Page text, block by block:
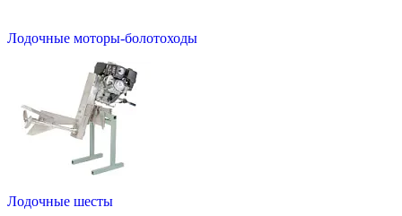
Лодочные моторы-болотоходы
Лодочные шесты